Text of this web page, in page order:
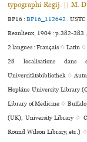
typographi Regij. || M.
BP16 :BP16_112642.
Beaulieux, 1904 : p.382-383
2 langues :Français ♢Latin ♢
28 localisations dans
Universitätsbibliothek ♢
Hopkins University Library
Library of Medicine ♢
(UK), University Library ♢
Round Wilson Library, etc.)